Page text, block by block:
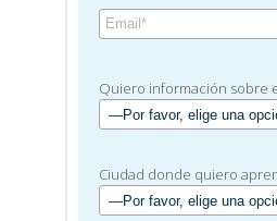
Quiero información sobre
Ciudad donde quiero